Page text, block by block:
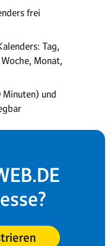
frei
Tag,
Monat,
und